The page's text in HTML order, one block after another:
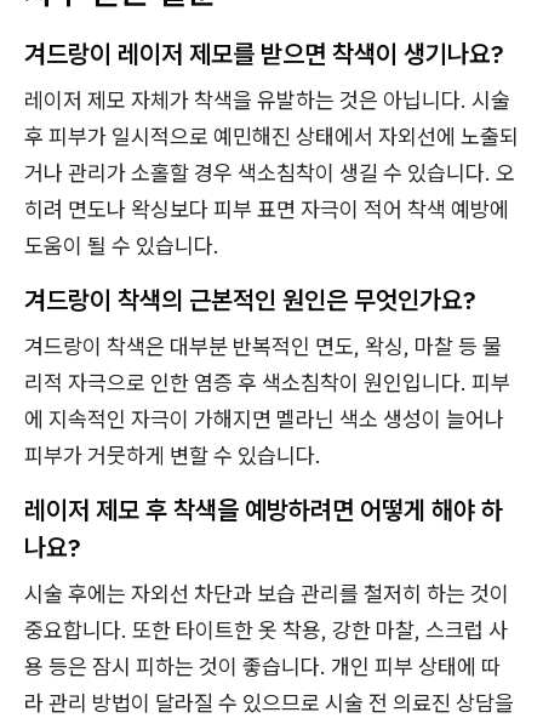
겨드랑이 레이저 제모를 받으면 착색이 생기나요?
레이저 제모 자체가 착색을 유발하는 것은 아닙니다. 시술
후 피부가 일시적으로 예민해진 상태에서 자외선에 노출되
거나 관리가 소홀할 경우 색소침착이 생길 수 있습니다. 오
히려 면도나 왁싱보다 피부 표면 자극이 적어 착색 예방에
도움이 될 수 있습니다.
겨드랑이 착색의 근본적인 원인은 무엇인가요?
겨드랑이 착색은 대부분 반복적인 면도, 왁싱, 마찰 등 물
리적 자극으로 인한 염증 후 색소침착이 원인입니다. 피부
에 지속적인 자극이 가해지면 멜라닌 색소 생성이 늘어나
피부가 거뭇하게 변할 수 있습니다.
레이저 제모 후 착색을 예방하려면 어떻게 해야 하
나요?
시술 후에는 자외선 차단과 보습 관리를 철저히 하는 것이
중요합니다. 또한 타이트한 옷 착용, 강한 마찰, 스크럽 사
용 등은 잠시 피하는 것이 좋습니다. 개인 피부 상태에 따
라 관리 방법이 달라질 수 있으므로 시술 전 의료진 상담을